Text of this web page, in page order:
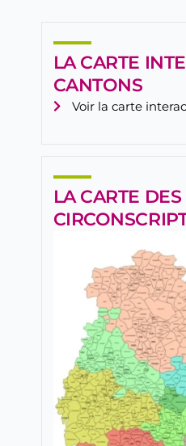
LA CARTE
CANTONS
Voir la carte
LA CARTE DES